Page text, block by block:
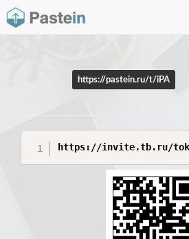
https://pastein.ru/t/iPA
https://invite.tb.ru/